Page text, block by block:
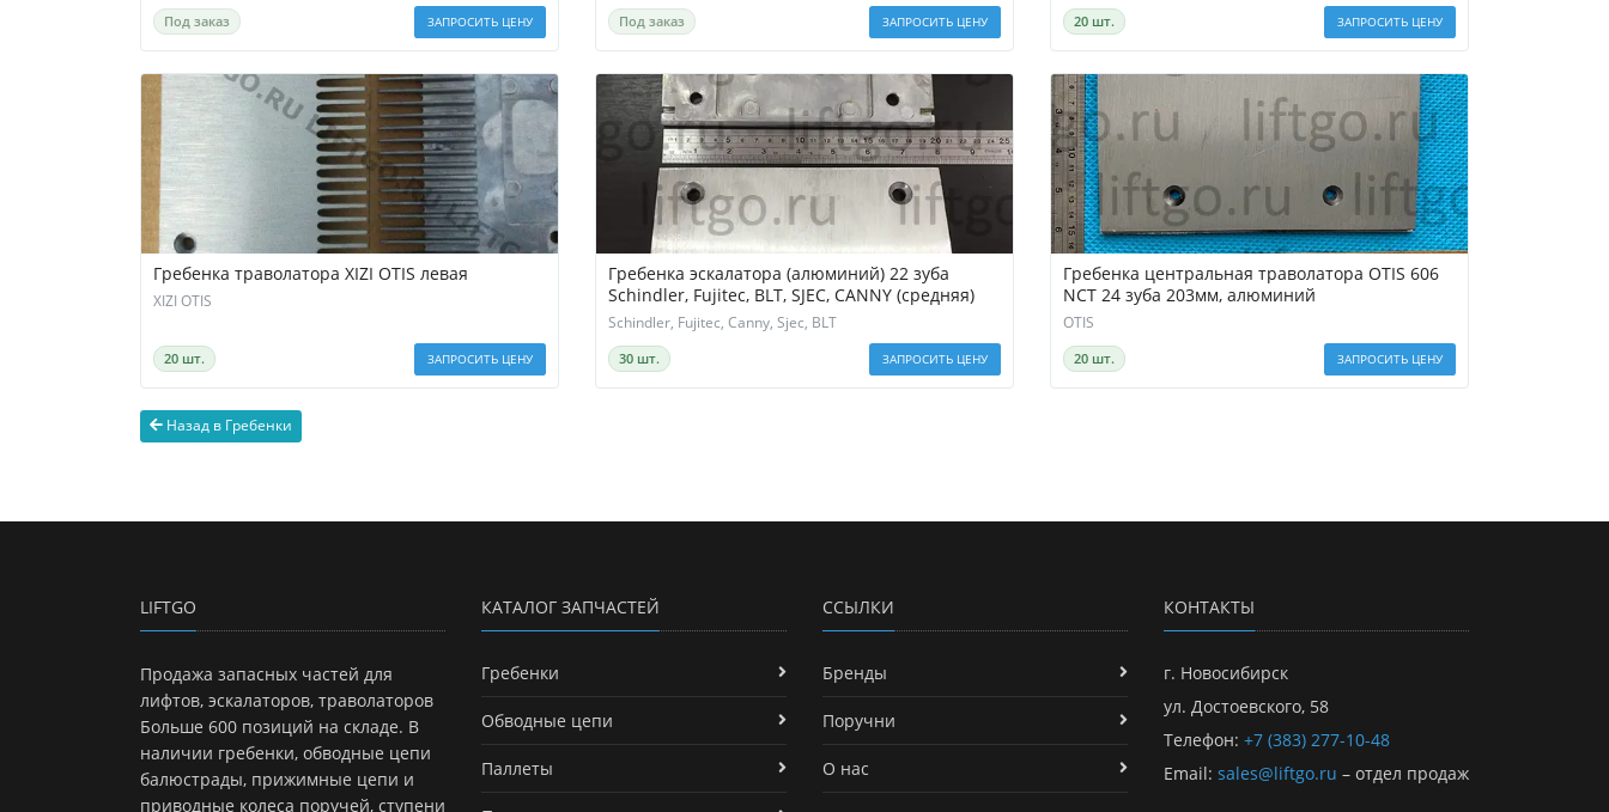
Назад в Гребенки
Под заказ ЗАПРОСИТЬ ЦЕНУ Под заказ ЗАПРОСИТЬ ЦЕНУ 20 шт. ЗАПРОСИТЬ ЦЕНУ
Гребенка траволатора XIZI OTIS левая
XIZI OTIS
20 шт. ЗАПРОСИТЬ ЦЕНУ
Гребенка эскалатора (алюминий) 22 зуба
Schindler, Fujitec, BLT, SJEC, CANNY (средняя)
Schindler, Fujitec, Canny, Sjec, BLT
30 шт. ЗАПРОСИТЬ ЦЕНУ
Гребенка центральная траволатора OTIS 606
NCT 24 зуба 203мм, алюминий
OTIS
20 шт. ЗАПРОСИТЬ ЦЕНУ
LIFTGO
Продажа запасных частей для
лифтов, эскалаторов, траволаторов
Больше 600 позиций на складе. В
наличии гребенки, обводные цепи
балюстрады, прижимные цепи и
приводные колеса поручей, ступени
КАТАЛОГ ЗАПЧАСТЕЙ
Гребенки
Обводные цепи
Паллеты
ССЫЛКИ
Бренды
Поручни
О нас
КОНТАКТЫ
г. Новосибирск
ул. Достоевского, 58
Телефон: +7 (383) 277-10-48
Email: sales@liftgo.ru – отдел продаж